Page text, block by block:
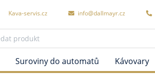
Kava-servis.cz info@dallmayr.cz
Suroviny do automatů Kávovary